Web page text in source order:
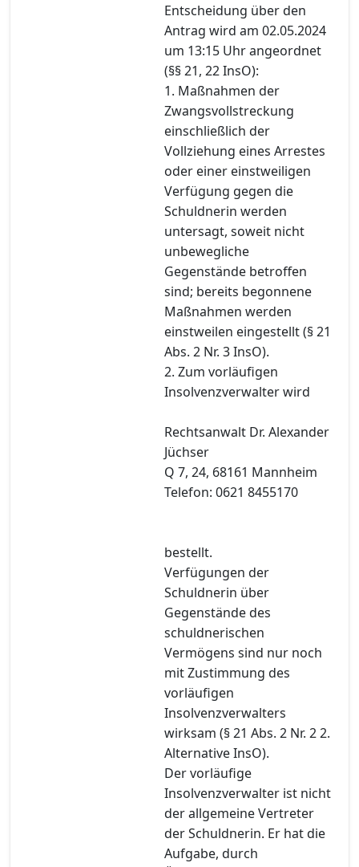
Entscheidung über den
Antrag wird am 02.05.2024
um 13:15 Uhr angeordnet
(§§ 21, 22 InsO):
1. Maßnahmen der
Zwangsvollstreckung
einschließlich der
Vollziehung eines Arrestes
oder einer einstweiligen
Verfügung gegen die
Schuldnerin werden
untersagt, soweit nicht
unbewegliche
Gegenstände betroffen
sind; bereits begonnene
Maßnahmen werden
einstweilen eingestellt (§ 21
Abs. 2 Nr. 3 InsO).
2. Zum vorläufigen
Insolvenzverwalter wird
Rechtsanwalt Dr. Alexander
Jüchser
Q 7, 24, 68161 Mannheim
Telefon: 0621 8455170
bestellt.
Verfügungen der
Schuldnerin über
Gegenstände des
schuldnerischen
Vermögens sind nur noch
mit Zustimmung des
vorläufigen
Insolvenzverwalters
wirksam (§ 21 Abs. 2 Nr. 2 2.
Alternative InsO).
Der vorläufige
Insolvenzverwalter ist nicht
der allgemeine Vertreter
der Schuldnerin. Er hat die
Aufgabe, durch